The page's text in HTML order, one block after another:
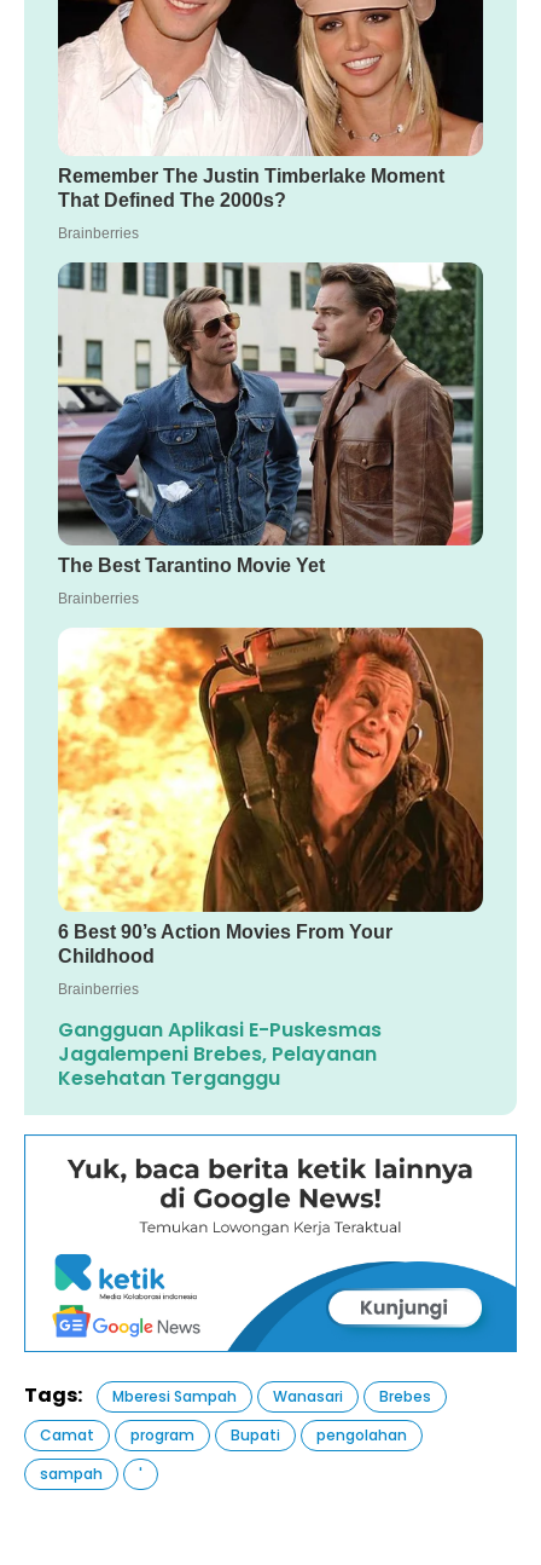
Gangguan Aplikasi E-Puskesmas
Jagalempeni Brebes, Pelayanan
Kesehatan Terganggu ‎
Tags: Mberesi Sampah Wanasari
Brebes
Camat
program Bupati
pengolahan
sampah
'